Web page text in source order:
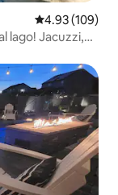
Calificación
4.93 (109)
lago! Jacuzzi,